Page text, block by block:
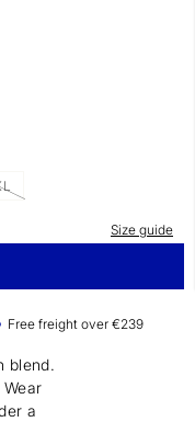
Size guide
Free freight over €239
blend.
a